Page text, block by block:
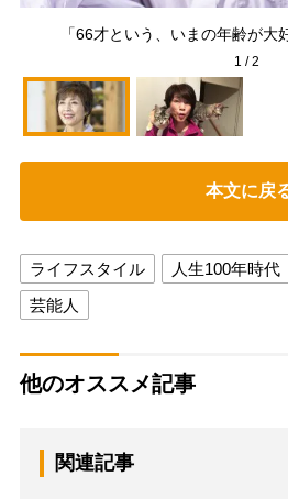
「66才という、いまの年齢が大
1 /2
本文に戻
ライフスタイル 人生100年時代
芸能人
他のオススメ記事
関連記事